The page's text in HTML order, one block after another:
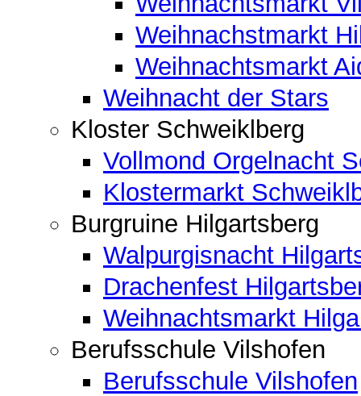
Weihnachstmarkt
Weihnachtsmarkt
Weihnacht der Stars
Kloster Schweiklberg
Vollmond Orgelnacht
Klostermarkt
Burgruine Hilgartsberg
Walpurgisnacht
Drachenfest
Weihnachtsmarkt
Berufsschule Vilshofen
Berufsschule Vilshofen